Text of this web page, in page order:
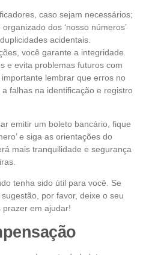
caso sejam necessários;
dos ‘nosso números’
acidentais.
você garante a integridade
e evita problemas futuros com
lembrar que erros no
a falhas na identificação e registro
emitir um boleto bancário, fique
e siga as orientações do
mais tranquilidade e segurança
tenha sido útil para você. Se
por favor, deixe o seu
prazer em ajudar!